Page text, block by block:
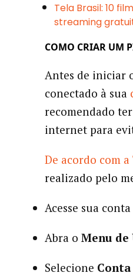
Tela Brasil: 10
streaming
COMO CRIAR UM
Antes de iniciar
conectado à sua
recomendado ter
internet para
De acordo com
realizado pelo
Acesse sua
Abra o Menu de
Selecione